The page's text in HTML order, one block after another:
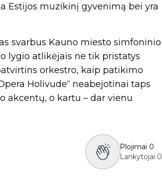
Estijos muzikinį gyvenimą bei yra
svarbus Kauno miesto simfoninio
lygio atlikėjais ne tik pristatys
orkestro, kaip patikimo
Holivude“ neabejotinai taps
akcentų, o kartu – dar vienu
Plojimai 0
Lankytojai 0